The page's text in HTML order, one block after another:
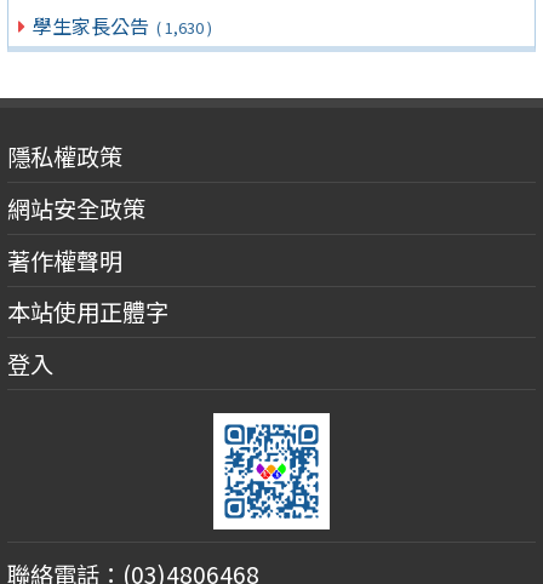
學生家長公告 ( 1,630 )
隱私權政策
網站安全政策
著作權聲明
本站使用正體字
登入
聯絡電話：(03)4806468